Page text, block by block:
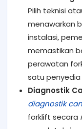
Pilih teknisi
menawarkan
instalasi,
memastikan
perawatan
satu penyedia
Diagnostik
diagnostik
forklift secara